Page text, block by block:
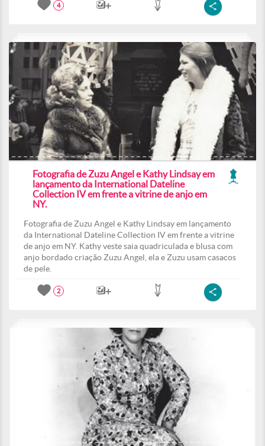
4
Fotografia de Zuzu Angel e Kathy Lindsay em
lançamento da International Dateline
Collection IV em frente a vitrine de anjo em
NY.
Fotografia de Zuzu Angel e Kathy Lindsay em lançamento
da International Dateline Collection IV em frente a vitrine
de anjo em NY. Kathy veste saia quadriculada e blusa com
anjo bordado criação Zuzu Angel, ela e Zuzu usam casacos
de pele.
2